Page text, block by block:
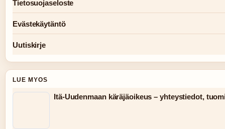
Tietosuojaseloste
Evästekäytäntö
Uutiskirje
LUE MYOS
Itä-Uudenmaan käräjäoikeus – yhteystiedot,